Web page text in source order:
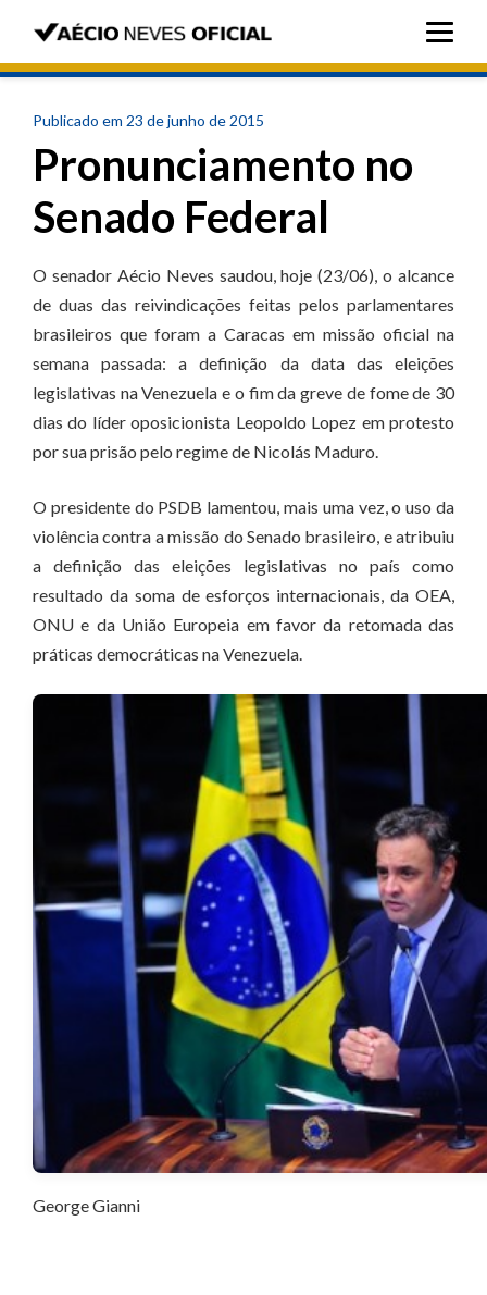
Publicado em 23 de junho de 2015
Pronunciamento no
Senado Federal
O senador Aécio Neves saudou, hoje (23/06), o alcance
de duas das reivindicações feitas pelos parlamentares
brasileiros que foram a Caracas em missão oficial na
semana passada: a definição da data das eleições
legislativas na Venezuela e o fim da greve de fome de 30
dias do líder oposicionista Leopoldo Lopez em protesto
por sua prisão pelo regime de Nicolás Maduro.
O presidente do PSDB lamentou, mais uma vez, o uso da
violência contra a missão do Senado brasileiro, e atribuiu
a definição das eleições legislativas no país como
resultado da soma de esforços internacionais, da OEA,
ONU e da União Europeia em favor da retomada das
práticas democráticas na Venezuela.
George Gianni